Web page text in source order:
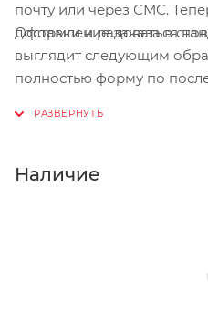
почту или через СМС.
доставки и радоваться
Оформление заказа в
выглядит следующим
полностью форму по
Нажмите кнопку
Наличие